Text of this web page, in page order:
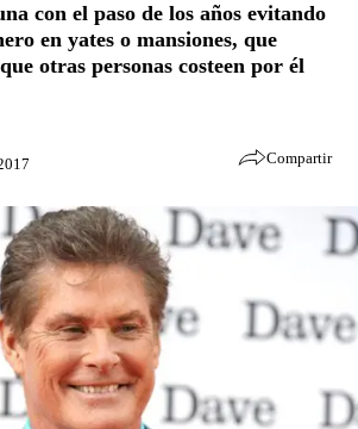
con el paso de los años evitando
en yates o mansiones, que
otras personas costeen por él
Compartir